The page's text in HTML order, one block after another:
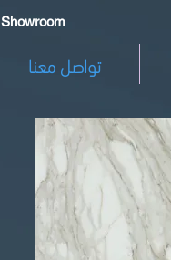
تواصل معنا
Showroom